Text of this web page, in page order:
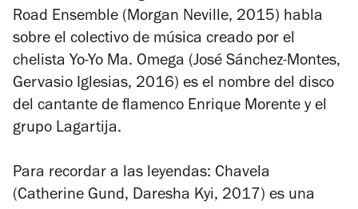
Road Ensemble (Morgan Neville, 2015) habla
sobre el colectivo de música creado por el
chelista Yo-Yo Ma. Omega (José Sánchez-Montes,
Gervasio Iglesias, 2016) es el nombre del disco
del cantante de flamenco Enrique Morente y el
grupo Lagartija.
Para recordar a las leyendas: Chavela
(Catherine Gund, Daresha Kyi, 2017) es una